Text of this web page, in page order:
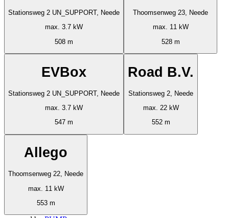
Stationsweg 2 UN_SUPPORT, Neede
max. 3.7 kW
508 m
Thoomsenweg 23, Neede
max. 11 kW
528 m
EVBox
Stationsweg 2 UN_SUPPORT, Neede
max. 3.7 kW
547 m
Road B.V.
Stationsweg 2, Neede
max. 22 kW
552 m
Allego
Thoomsenweg 22, Neede
max. 11 kW
553 m